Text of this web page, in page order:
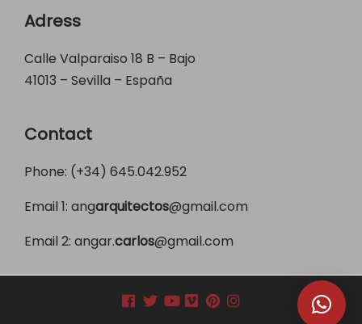
Adress
Calle Valparaiso 18 B – Bajo
41013 – Sevilla – España
Contact
Phone: (+34) 645.042.952
Email 1: angarquitectos@gmail.com
Email 2: angar.carlos@gmail.com